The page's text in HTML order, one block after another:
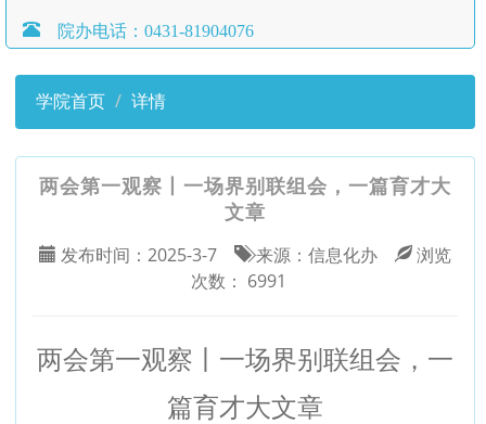
院办电话：0431-81904076
学院首页 详情
两会第一观察丨一场界别联组会，一篇育才大
文章
发布时间： 2025-3-7 来源： 信息化办
浏览
次数： 6991
两会第一观察丨一场界别联组会，一
篇育才大文章